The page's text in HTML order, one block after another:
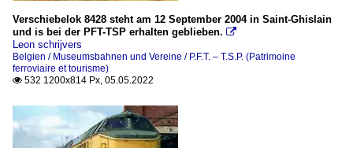
Verschiebelok 8428 steht am 12 September 2004 in Saint-Ghislain
und is bei der PFT-TSP erhalten geblieben. 
Leon schrijvers
Belgien / Museumsbahnen und Vereine / P.F.T. – T.S.P. (Patrimoine
ferroviaire et tourisme)
 532 1200x814 Px, 05.05.2022